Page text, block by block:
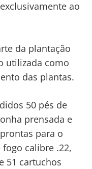
ao
da plantação
utilizada como
das plantas.
50 pés de
prensada e
para o
calibre .22,
51 cartuchos